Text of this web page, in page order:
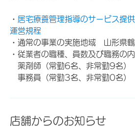
・ 居宅療養管理指導のサービス提
運営規程
・通常の事業の実施地域 山形県
・従業者の職種、員数及び職務の
薬剤師（常勤6名、非常勤9名）
事務員（常勤3名、非常勤0名）
店舗からのお知らせ